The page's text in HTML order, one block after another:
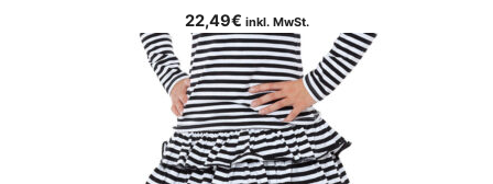
22,49€ inkl. MwSt.